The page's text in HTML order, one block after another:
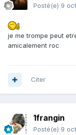
Posté(e) 9
je me trompe peut
amicalement roc
Citer
1frangin
Posté(e) 9